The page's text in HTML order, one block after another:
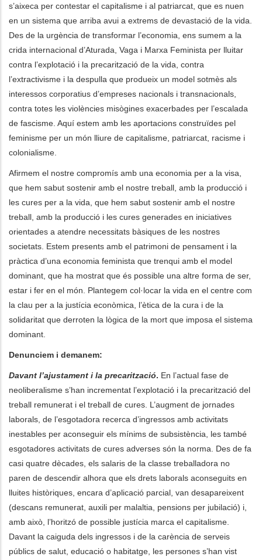
s’aixeca per contestar el capitalisme i al patriarcat, que es nuen
en un sistema que arriba avui a extrems de devastació de la vida.
Des de la urgència de transformar l’economia, ens sumem a la
crida internacional d’Aturada, Vaga i Marxa Feminista per lluitar
contra l’explotació i la precarització de la vida, contra
l’extractivisme i la despulla que produeix un model sotmès als
interessos corporatius d’empreses nacionals i transnacionals,
contra totes les violències misògines exacerbades per l’escalada
de fascisme. Aquí estem amb les aportacions construïdes pel
feminisme per un món lliure de capitalisme, patriarcat, racisme i
colonialisme.
Afirmem el nostre compromís amb una economia per a la visa,
que hem sabut sostenir amb el nostre treball, amb la producció i
les cures per a la vida, que hem sabut sostenir amb el nostre
treball, amb la producció i les cures generades en iniciatives
orientades a atendre necessitats bàsiques de les nostres
societats. Estem presents amb el patrimoni de pensament i la
pràctica d’una economia feminista que trenqui amb el model
dominant, que ha mostrat que és possible una altre forma de ser,
estar i fer en el món. Plantegem col·locar la vida en el centre com
la clau per a la justícia econòmica, l’ètica de la cura i de la
solidaritat que derroten la lògica de la mort que imposa el sistema
dominant.
Denunciem i demanem:
Davant l’ajustament i la precarització. En l’actual fase de
neoliberalisme s’han incrementat l’explotació i la precarització del
treball remunerat i el treball de cures. L’augment de jornades
laborals, de l’esgotadora recerca d’ingressos amb activitats
inestables per aconseguir els mínims de subsistència, les també
esgotadores activitats de cures adverses són la norma. Des de fa
casi quatre dècades, els salaris de la classe treballadora no
paren de descendir alhora que els drets laborals aconseguits en
lluites històriques, encara d’aplicació parcial, van desapareixent
(descans remunerat, auxili per malaltia, pensions per jubilació) i,
amb això, l’horitzó de possible justícia marca el capitalisme.
Davant la caiguda dels ingressos i de la carència de serveis
públics de salut, educació o habitatge, les persones s’han vist